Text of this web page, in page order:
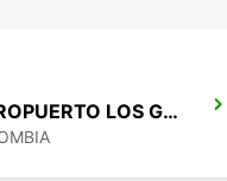
MONTERIA AEROPUERTO LOS GARZONES